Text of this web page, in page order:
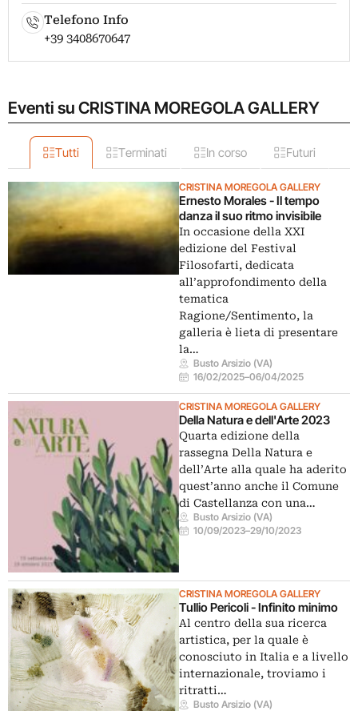
Telefono Info
+39 3408670647
Eventi su CRISTINA MOREGOLA GALLERY
Tutti Terminati In corso Futuri
CRISTINA MOREGOLA GALLERY
Ernesto Morales - Il tempo
danza il suo ritmo invisibile
In occasione della XXI
edizione del Festival
Filosofarti, dedicata
all’approfondimento della
tematica
Ragione/Sentimento, la
galleria è lieta di presentare
la…
Busto Arsizio (VA)
16/02/2025–06/04/2025
CRISTINA MOREGOLA GALLERY
Della Natura e dell'Arte 2023
Quarta edizione della
rassegna Della Natura e
dell’Arte alla quale ha aderito
quest’anno anche il Comune
di Castellanza con una…
Busto Arsizio (VA)
10/09/2023–29/10/2023
CRISTINA MOREGOLA GALLERY
Tullio Pericoli - Infinito minimo
Al centro della sua ricerca
artistica, per la quale è
conosciuto in Italia e a livello
internazionale, troviamo i
ritratti…
Busto Arsizio (VA)